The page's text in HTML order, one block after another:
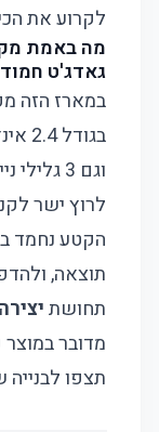
לקרוע את
מה באמת
גאדג'ט
במארז הזה
וגם 3
לרוץ ישר
הקטע נחמד
תוצאה,
תחושתיצירה
מדובר
תצפו